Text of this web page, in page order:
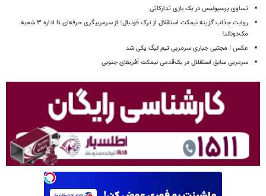
تساوی پرسپولیس در یک بازی تدارکاتی
روایت جذاب گزینه نیمکت استقلال از ترک فوتبال؛ از سرمربیگری حرفه‌ای تا اداره ۳ شعبه
مک‌دونالد!
عکس | مجتبی جباری سرمربی تیم لیگ یکی شد
سرمربی سابق استقلال در یک‌قدمی نیمکت آفریقای جنوبی